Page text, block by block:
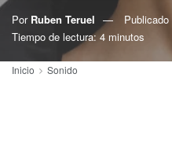
Por Ruben Teruel Publicado
Tiempo de lectura: 4 minutos
Inicio Sonido